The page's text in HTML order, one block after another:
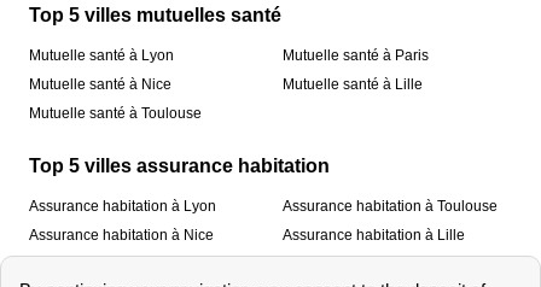
Top 5 villes mutuelles santé
Mutuelle santé à Lyon
Mutuelle santé à Nice
Mutuelle santé à Toulouse
Mutuelle santé à Paris
Mutuelle santé à Lille
Top 5 villes assurance habitation
Assurance habitation à Lyon
Assurance habitation à Nice
Assurance habitation à Toulouse
Assurance habitation à Lille